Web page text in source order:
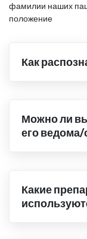
фамилии наших
положение
Как
Можно ли
его ведома/
Какие